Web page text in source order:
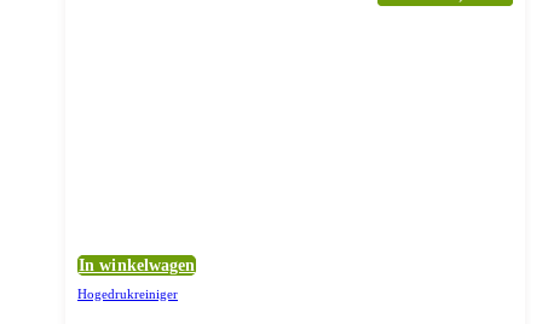
In winkelwagen
Hogedrukreiniger